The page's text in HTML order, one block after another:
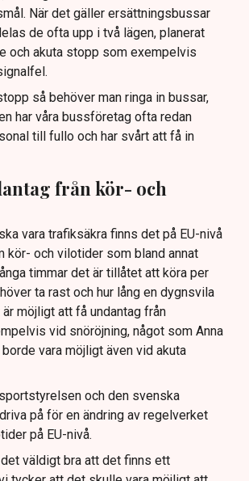
När det gäller ersättningsbussar
de ofta upp i två lägen, planerat
och akuta stopp som exempelvis
så behöver man ringa in bussar,
har våra bussföretag ofta redan
till fullo och har svårt att få in
från kör- och
vara trafiksäkra finns det på EU-nivå
kör- och vilotider som bland annat
timmar det är tillåtet att köra per
ta rast och hur lång en dygnsvila
möjligt att få undantag från
vid snöröjning, något som Anna
borde vara möjligt även vid akuta
och den svenska
på för en ändring av regelverket
på EU-nivå.
väldigt bra att det finns ett